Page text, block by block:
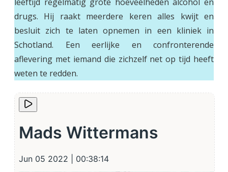
drugs. Hij raakt meerdere keren alles kwijt en
besluit zich te laten opnemen in een kliniek in
Schotland. Een eerlijke en confronterende
aflevering met iemand die zichzelf net op tijd heeft
weten te redden.